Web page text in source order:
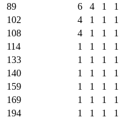
89
6 4 1 1
102
4 1 1 1
108
4 1 1 1
114
1 1 1 1
133
1 1 1 1
140
1 1 1 1
159
1 1 1 1
169
1 1 1 1
194
1 1 1 1